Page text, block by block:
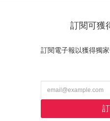
訂閱可獲
訂閱電子報以獲得獨